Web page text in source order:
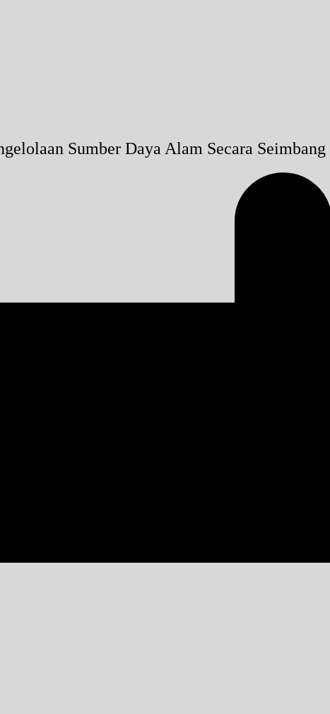
Sumber Daya Alam Secara Seimbang